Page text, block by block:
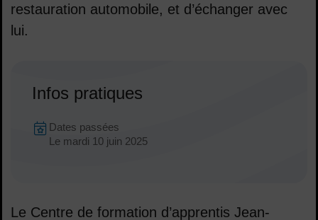
restauration automobile, et d’échanger avec
lui.
Infos pratiques
Dates :
Dates en cours
Dates passées
Le mardi 10 juin 2025
Le Centre de formation d’apprentis Jean-